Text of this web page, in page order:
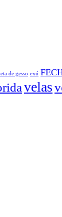
de gesso exú
velas